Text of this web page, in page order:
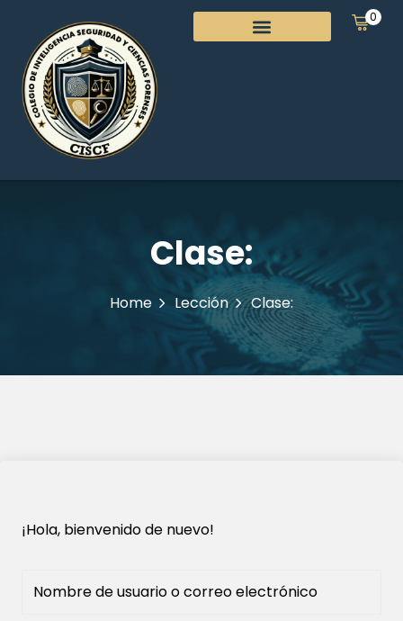
0
Clase:
Home Lección Clase:
¡Hola, bienvenido de nuevo!